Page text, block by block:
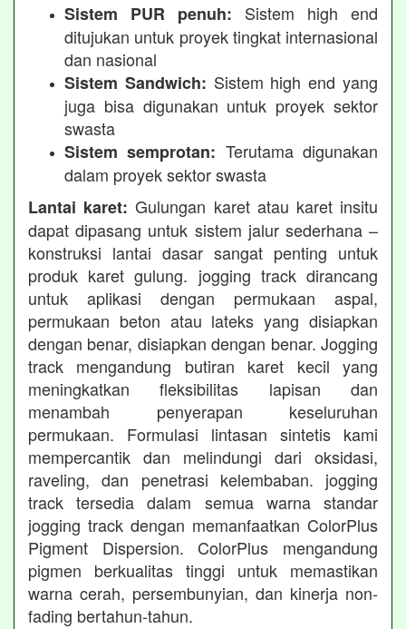
Sistem PUR penuh: Sistem high end
ditujukan untuk proyek tingkat internasional
dan nasional
Sistem Sandwich: Sistem high end yang
juga bisa digunakan untuk proyek sektor
swasta
Sistem semprotan: Terutama digunakan
dalam proyek sektor swasta
Lantai karet: Gulungan karet atau karet insitu
dapat dipasang untuk sistem jalur sederhana –
konstruksi lantai dasar sangat penting untuk
produk karet gulung. jogging track dirancang
untuk aplikasi dengan permukaan aspal,
permukaan beton atau lateks yang disiapkan
dengan benar, disiapkan dengan benar. Jogging
track mengandung butiran karet kecil yang
meningkatkan fleksibilitas lapisan dan
menambah penyerapan keseluruhan
permukaan. Formulasi lintasan sintetis kami
mempercantik dan melindungi dari oksidasi,
raveling, dan penetrasi kelembaban. jogging
track tersedia dalam semua warna standar
jogging track dengan memanfaatkan ColorPlus
Pigment Dispersion. ColorPlus mengandung
pigmen berkualitas tinggi untuk memastikan
warna cerah, persembunyian, dan kinerja non-
fading bertahun-tahun.